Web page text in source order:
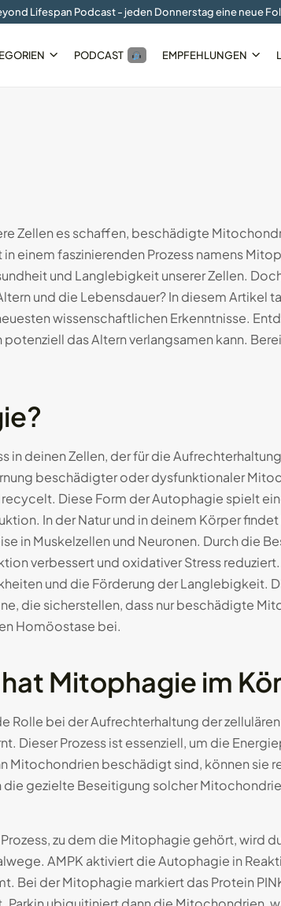
Lifespan Podcast - jeden Donnerstag eine neue
PODCAST EMPFEHLUNGEN
Zellen es schaffen, beschädigte
einem faszinierenden Prozess namens
und Langlebigkeit unserer Zellen.
und die Lebensdauer? In diesem Artikel
wissenschaftlichen Erkenntnisse.
das Altern verlangsamen kann.
in deinen Zellen, der für die
beschädigter oder dysfunktionaler
Diese Form der Autophagie spielt
In der Natur und in deinem Körper
in Muskelzellen und Neuronen. Durch die
verbessert und oxidativer Stress
und die Förderung der Langlebigkeit.
die sicherstellen, dass nur beschädigte
Homöostase bei.
Mitophagie im
Rolle bei der Aufrechterhaltung der
Dieser Prozess ist essenziell, um die
Mitochondrien beschädigt sind, können sie
die gezielte Beseitigung solcher
zu dem die Mitophagie gehört, wird
AMPK aktiviert die Autophagie in
Bei der Mitophagie markiert das Protein